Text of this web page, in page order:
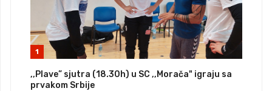
1
,,Plave” sjutra (18.30h) u SC ,,Morača" igraju sa
prvakom Srbije